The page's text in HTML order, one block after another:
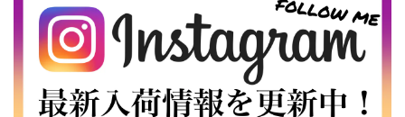
３.1947 New York Cubans
2026/07/01
ーバーパンツ ユーズ
ド 前期型 希少 レア
No.604